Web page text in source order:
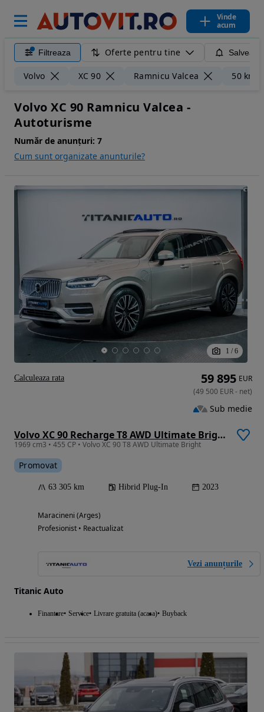
Vinde
acum
Filtreaza Oferte pentru tine
Volvo XC 90 Ramnicu Valcea 50 km
Volvo XC 90 Ramnicu Valcea -
Autoturisme
Număr de anunțuri: 7
Cum sunt organizate anunturile?
1 / 6
Volvo XC 90 Recharge T8 AWD Ultimate Bright
1969 cm3 • 455 CP • Volvo XC 90 T8 AWD Ultimate Bright
Promovat
63 305 km Hibrid Plug-In 2023
Maracineni (Arges)
Profesionist • Reactualizat
Vezi anunțurile
Titanic Auto
Finantare Service Livrare gratuita (acasa) Buyback
59 895 EUR
(49 500 EUR- net)
Sub medie
Calculeaza rata